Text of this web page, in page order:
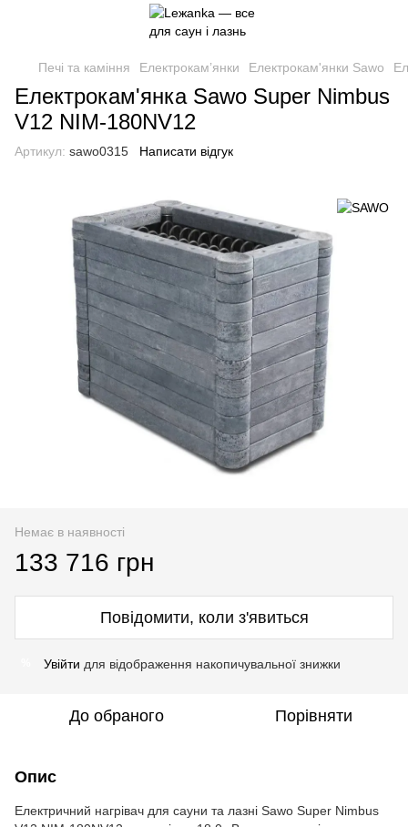
Печі та каміння Електрокам’янки Електрокам'янки Sawo
Електрокам'янка Sawo Super Nimbus
V12 NIM-180NV12
Артикул: sawo0315 Написати відгук
Немає в наявності
133 716 грн
Повідомити, коли з'явиться
Увійти для відображення накопичувальної знижки
До обраного Порівняти
Опис
Електричний нагрівач для сауни та лазні Sawo Super Nimbus